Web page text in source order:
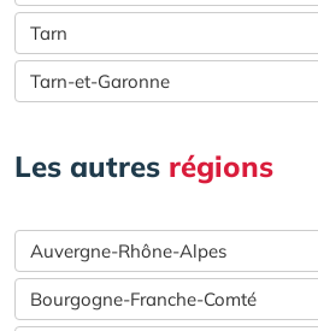
Tarn
Tarn-et-Garonne
Les autres régions
Auvergne-Rhône-Alpes
Bourgogne-Franche-Comté